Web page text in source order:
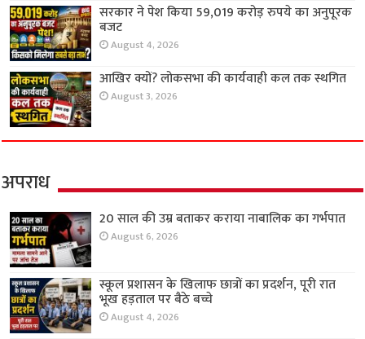
सरकार ने पेश किया 59,019 करोड़ रुपये का अनुपूरक
बजट
August 4, 2026
आखिर क्यों? लोकसभा की कार्यवाही कल तक स्थगित
August 3, 2026
अपराध
20 साल की उम्र बताकर कराया नाबालिक का गर्भपात
August 6, 2026
स्कूल प्रशासन के खिलाफ छात्रों का प्रदर्शन, पूरी रात
भूख हड़ताल पर बैठे बच्चे
August 4, 2026